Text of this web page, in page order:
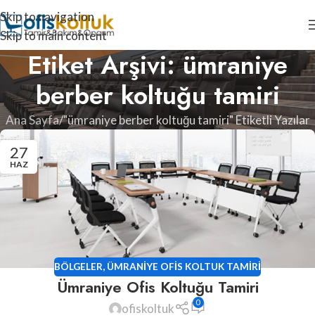
Skip to navigation
Skip to main content
Etiket Arşivi: ümraniye
berber koltuğu tamiri
Ana Sayfa "ümraniye berber koltuğu tamiri" Etiketli Yazılar
27
HAZ
BÖLGELER, ÜMRANIYE OFIS KOLTUK TAMIRI
Ümraniye Ofis Koltuğu Tamiri
ofiskoltuk 0